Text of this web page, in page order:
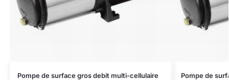
Pompe de surface gros debit multi-cellulaire
Pompe de